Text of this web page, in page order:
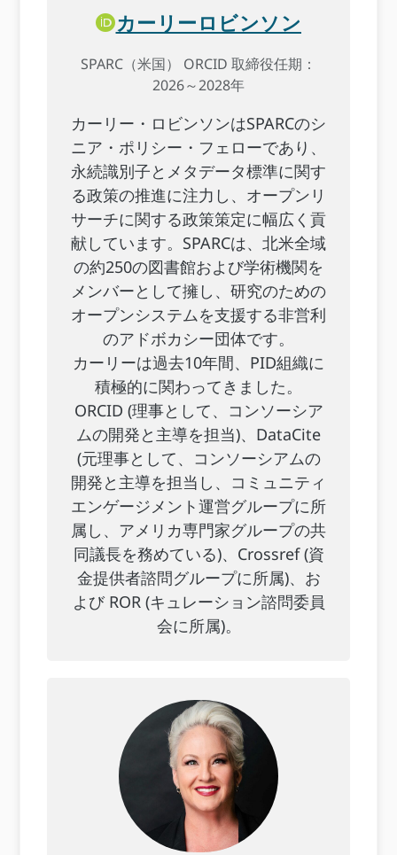
カーリーロビンソン
SPARC（米国） ORCID 取締役任期：
2026～2028年
カーリー・ロビンソンはSPARCのシ
ニア・ポリシー・フェローであり、
永続識別子とメタデータ標準に関す
る政策の推進に注力し、オープンリ
サーチに関する政策策定に幅広く貢
献しています。SPARCは、北米全域
の約250の図書館および学術機関を
メンバーとして擁し、研究のための
オープンシステムを支援する非営利
のアドボカシー団体です。
カーリーは過去10年間、PID組織に
積極的に関わってきました。
ORCID (理事として、コンソーシア
ムの開発と主導を担当)、DataCite
(元理事として、コンソーシアムの
開発と主導を担当し、コミュニティ
エンゲージメント運営グループに所
属し、アメリカ専門家グループの共
同議長を務めている)、Crossref (資
金提供者諮問グループに所属)、お
よび ROR (キュレーション諮問委員
会に所属)。